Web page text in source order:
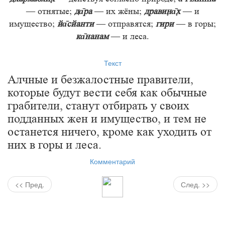
— отнятые; да̄ра— их жёны; дравин̣а̄х̣— и
имущество; йа̄сйанти— отправятся; гири— в горы;
ка̄нанам— и леса.
Текст
Алчные и безжалостные правители,
которые будут вести себя как обычные
грабители, станут отбирать у своих
подданных жен и имущество, и тем не
останется ничего, кроме как уходить от
них в горы и леса.
Комментарий
<< Пред. След. >>